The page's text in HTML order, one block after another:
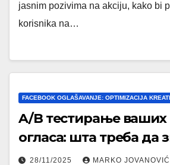
jasnim pozivima na akciju, kako bi
korisnika na…
FACEBOOK OGLAŠAVANJE: OPTIMIZACIJA
A/B тестирање ваших
огласа: шта треба да
28/11/2025 MARKO JOVANOVIĆ